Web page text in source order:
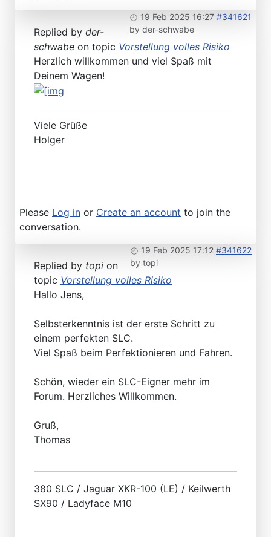
19 Feb 2025 16:27 #341621
by der-schwabe
Replied by der-
schwabe on topic Vorstellung volles Risiko
Herzlich willkommen und viel Spaß mit
Deinem Wagen!
Viele Grüße
Holger
Please Log in or Create an account to join the
conversation.
19 Feb 2025 17:12 #341622
by topi
Replied by topi on
topic Vorstellung volles Risiko
Hallo Jens,
Selbsterkenntnis ist der erste Schritt zu
einem perfekten SLC.
Viel Spaß beim Perfektionieren und Fahren.
Schön, wieder ein SLC-Eigner mehr im
Forum. Herzliches Willkommen.
Gruß,
Thomas
380 SLC / Jaguar XKR-100 (LE) / Keilwerth
SX90 / Ladyface M10